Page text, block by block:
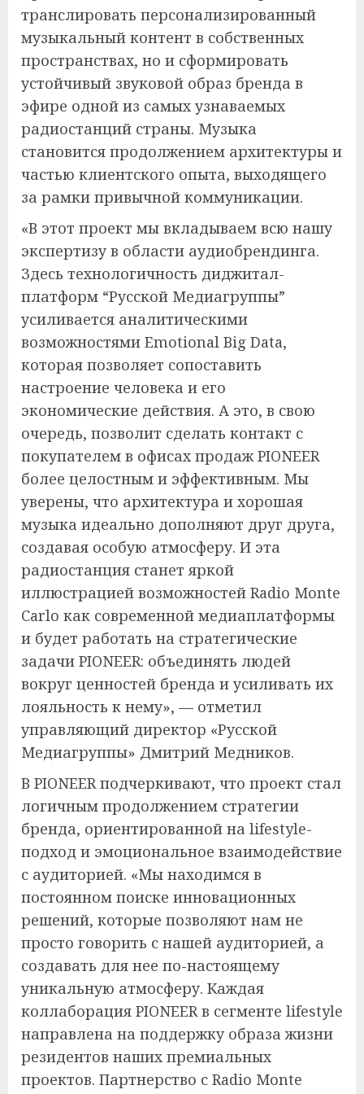
транслировать персонализированный
музыкальный контент в собственных
пространствах, но и сформировать
устойчивый звуковой образ бренда в
эфире одной из самых узнаваемых
радиостанций страны. Музыка
становится продолжением архитектуры и
частью клиентского опыта, выходящего
за рамки привычной коммуникации.
«В этот проект мы вкладываем всю нашу
экспертизу в области аудиобрендинга.
Здесь технологичность диджитал-
платформ “Русской Медиагруппы”
усиливается аналитическими
возможностями Emotional Big Data,
которая позволяет сопоставить
настроение человека и его
экономические действия. А это, в свою
очередь, позволит сделать контакт с
покупателем в офисах продаж PIONEER
более целостным и эффективным. Мы
уверены, что архитектура и хорошая
музыка идеально дополняют друг друга,
создавая особую атмосферу. И эта
радиостанция станет яркой
иллюстрацией возможностей Radio Monte
Carlo как современной медиаплатформы
и будет работать на стратегические
задачи PIONEER: объединять людей
вокруг ценностей бренда и усиливать их
лояльность к нему», — отметил
управляющий директор «Русской
Медиагруппы» Дмитрий Медников.
В PIONEER подчеркивают, что проект стал
логичным продолжением стратегии
бренда, ориентированной на lifestyle-
подход и эмоциональное взаимодействие
с аудиторией. «Мы находимся в
постоянном поиске инновационных
решений, которые позволяют нам не
просто говорить с нашей аудиторией, а
создавать для нее по-настоящему
уникальную атмосферу. Каждая
коллаборация PIONEER в сегменте lifestyle
направлена на поддержку образа жизни
резидентов наших премиальных
проектов. Партнерство с Radio Monte